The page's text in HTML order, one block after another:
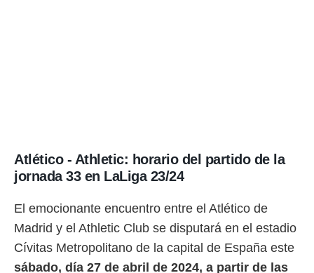
o acceder
datos
perfiles
Atlético - Athletic: horario del partido de la
jornada 33 en LaLiga 23/24
El emocionante encuentro entre el Atlético de
Madrid y el Athletic Club se disputará en el estadio
Cívitas Metropolitano de la capital de España este
sábado, día 27 de abril de 2024, a partir de las